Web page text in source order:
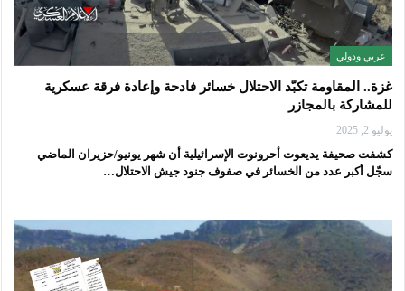
عربي ودولي
غزة.. المقاومة تكبّد الاحتلال خسائر فادحة وإعادة فرقة عسكرية
للمشاركة بالمجازر
يوليو 2, 2025
كشفت صحيفة يديعوت أحرونوت الإسرائيلية أن شهر يونيو/حزيران الماضي
سجّل أكبر عدد من الخسائر في صفوف جنود جيش الاحتلال…